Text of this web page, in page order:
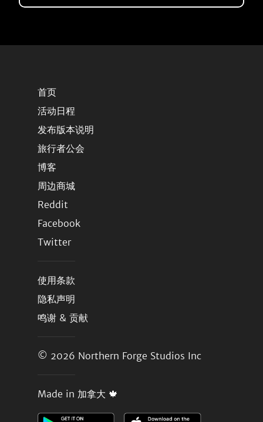
首页
活动日程
发布版本说明
旅行者公会
博客
周边商城
Reddit
Facebook
Twitter
使用条款
隐私声明
鸣谢 & 贡献
© 2026 Northern Forge Studios Inc
Made in 加拿大 🍁